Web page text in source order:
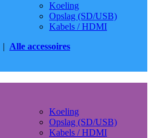
Koeling
Opslag (SD/USB)
Kabels / HDMI
| Alle accessoires
Koeling
Opslag (SD/USB)
Kabels / HDMI